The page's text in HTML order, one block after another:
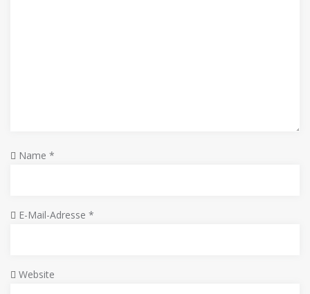
Name *
E-Mail-Adresse *
Website